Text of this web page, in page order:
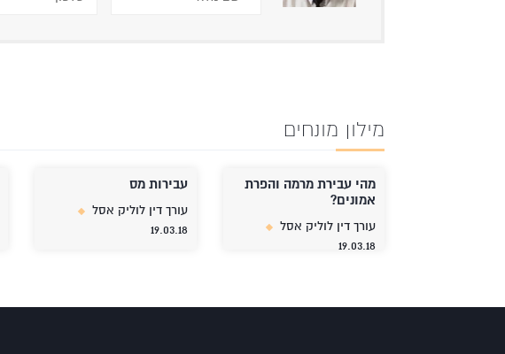
מילון מונחים
מהי עבירת מרמה והפרת
אמונים?
עורך דין לוליק אסל
19.03.18
עבירות מס
עורך דין לוליק אסל
19.03.18